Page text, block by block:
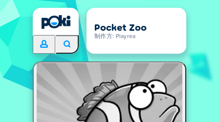
Pocket Zoo
制作方: Playrea